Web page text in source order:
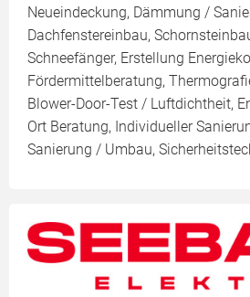
Neueindeckung, Dämmung /
Dachfenstereinbau,
Schneefänger, Erstellung
Fördermittelberatung,
Blower-Door-Test / Luftdichtheit,
Ort Beratung, Individueller
Sanierung / Umbau,